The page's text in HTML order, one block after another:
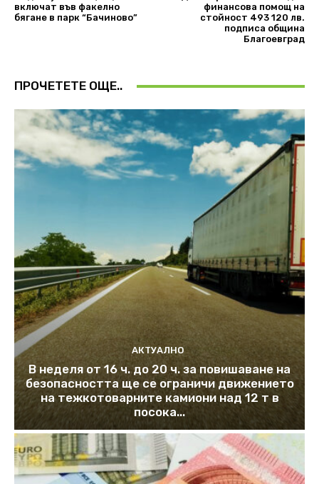
включат във факелно
бягане в парк “Бачиново”
финансова помощ на
стойност 493 120 лв.
подписа община
Благоевград
ПРОЧЕТЕТЕ ОЩЕ..
АКТУАЛНО
В неделя от 16 ч. до 20 ч. за повишаване на
безопасността ще се ограничи движението
на тежкотоварните камиони над 12 т в
посока...